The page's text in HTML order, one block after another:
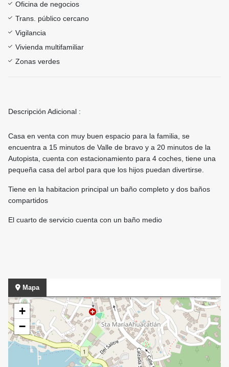
Oficina de negocios
Trans. público cercano
Vigilancia
Vivienda multifamiliar
Zonas verdes
Descripción Adicional :
Casa en venta con muy buen espacio para la familia, se
encuentra a 15 minutos de Valle de bravo y a 20 minutos de la
Autopista, cuenta con estacionamiento para 4 coches, tiene una
pequeña casa del arbol para que los hijos puedan divertirse.
Tiene en la habitacion principal un baño completo y dos baños
compartidos
El cuarto de servicio cuenta con un baño medio
Mapa
+
−